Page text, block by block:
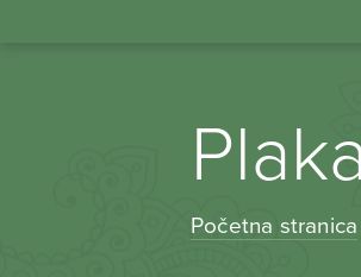
Početna stranica